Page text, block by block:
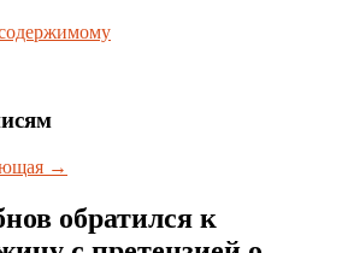
→
обратился к